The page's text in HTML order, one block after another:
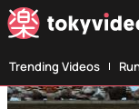
Trending Videos